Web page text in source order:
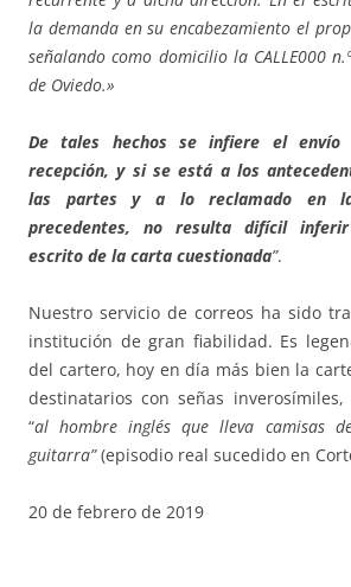
la demanda en su encabezamiento el
señalando como domicilio la CALLE000
de Oviedo.»
De tales hechos se infiere el
recepción, y si se está a los
las partes y a lo reclamado en
precedentes, no resulta difícil
escrito de la carta cuestionada”.
Nuestro servicio de correos ha sido
institución de gran fiabilidad. Es
del cartero, hoy en día más bien la
destinatarios con señas
“al hombre inglés que lleva camisas
guitarra”(episodio real sucedido en
20 de febrero de 2019